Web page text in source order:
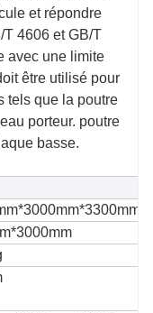
et répondre
4606 et GB/T
avec une limite
être utilisé pour
tels que la poutre
porteur. poutre
basse.